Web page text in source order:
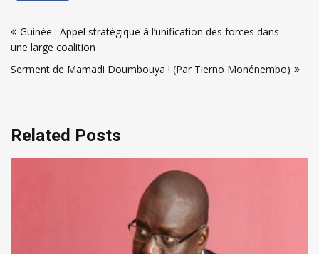
de
l’article
Guinée : Appel stratégique à l’unification des forces dans
une large coalition
Serment de Mamadi Doumbouya ! (Par Tierno Monénembo)
Related Posts